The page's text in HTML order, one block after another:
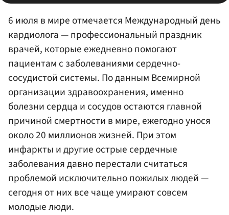
6 июля в мире отмечается Международный день
кардиолога — профессиональный праздник
врачей, которые ежедневно помогают
пациентам с заболеваниями сердечно-
сосудистой системы. По данным Всемирной
организации здравоохранения, именно
болезни сердца и сосудов остаются главной
причиной смертности в мире, ежегодно унося
около 20 миллионов жизней. При этом
инфаркты и другие острые сердечные
заболевания давно перестали считаться
проблемой исключительно пожилых людей —
сегодня от них все чаще умирают совсем
молодые люди.